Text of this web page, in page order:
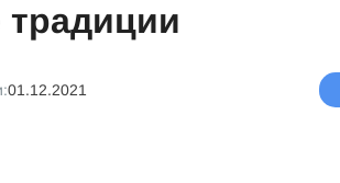
традиции
01.12.2021